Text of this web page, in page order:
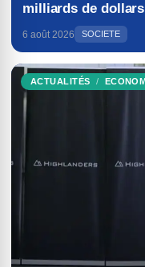
milliards de
6 août 2026 SOCIETE
ACTUALITÉS